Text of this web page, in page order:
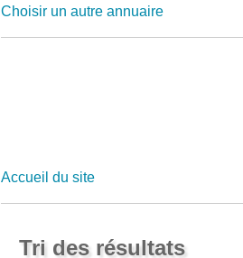
Choisir un autre annuaire
Accueil du site
Tri des résultats